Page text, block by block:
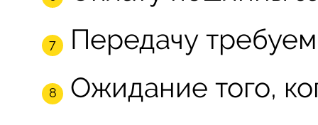
Передачу
Ожидание того,